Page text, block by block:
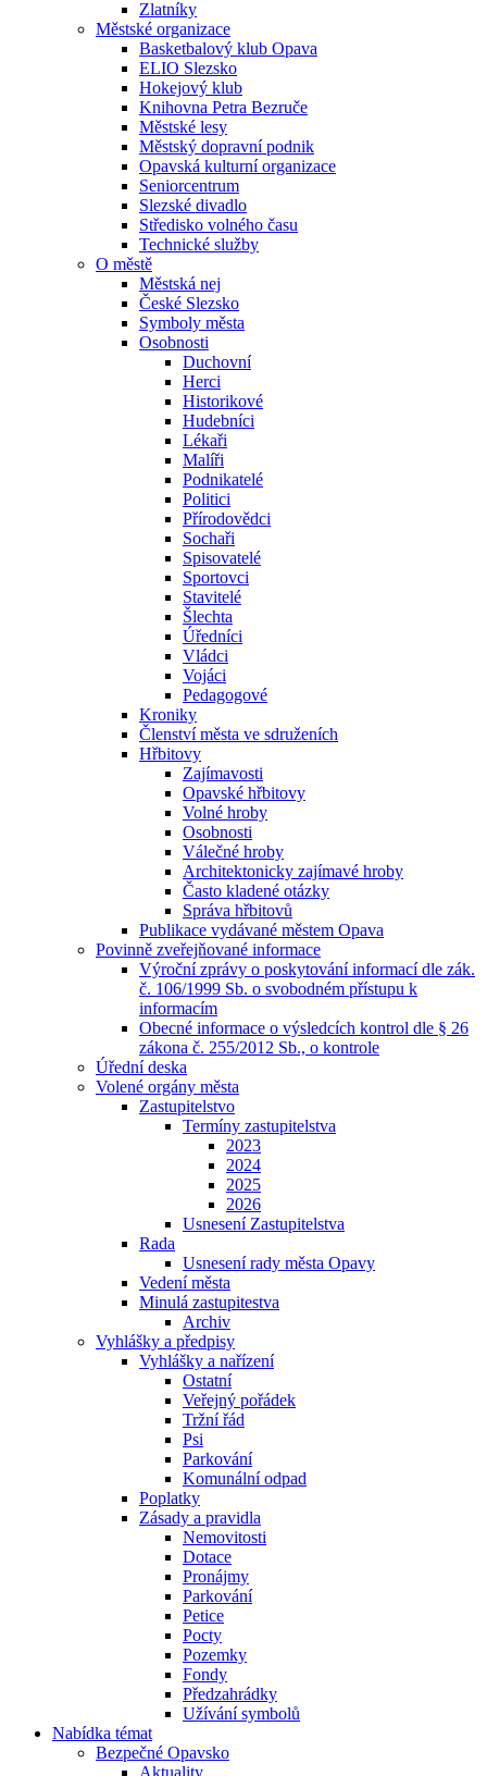
Zlatníky
Městské organizace
Basketbalový klub Opava
ELIO Slezsko
Hokejový klub
Knihovna Petra Bezruče
Městské lesy
Městský dopravní podnik
Opavská kulturní organizace
Seniorcentrum
Slezské divadlo
Středisko volného času
Technické služby
O městě
Městská nej
České Slezsko
Symboly města
Osobnosti
Duchovní
Herci
Historikové
Hudebníci
Lékaři
Malíři
Podnikatelé
Politici
Přírodovědci
Sochaři
Spisovatelé
Sportovci
Stavitelé
Šlechta
Úředníci
Vládci
Vojáci
Pedagogové
Kroniky
Členství města ve sdruženích
Hřbitovy
Zajímavosti
Opavské hřbitovy
Volné hroby
Osobnosti
Válečné hroby
Architektonicky zajímavé hroby
Často kladené otázky
Správa hřbitovů
Publikace vydávané městem Opava
Povinně zveřejňované informace
Výroční zprávy o poskytování informací dle zák.
č. 106/1999 Sb. o svobodném přístupu k
informacím
Obecné informace o výsledcích kontrol dle § 26
zákona č. 255/2012 Sb., o kontrole
Úřední deska
Volené orgány města
Zastupitelstvo
Termíny zastupitelstva
2023
2024
2025
2026
Usnesení Zastupitelstva
Rada
Usnesení rady města Opavy
Vedení města
Minulá zastupitestva
Archiv
Vyhlášky a předpisy
Vyhlášky a nařízení
Ostatní
Veřejný pořádek
Tržní řád
Psi
Parkování
Komunální odpad
Poplatky
Zásady a pravidla
Nemovitosti
Dotace
Pronájmy
Parkování
Petice
Pocty
Pozemky
Fondy
Předzahrádky
Užívání symbolů
Nabídka témat
Bezpečné Opavsko